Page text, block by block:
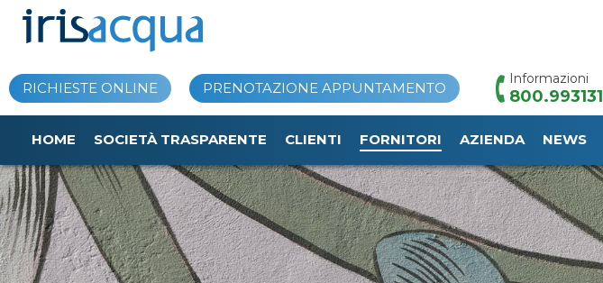
RICHIESTE ONLINE PRENOTAZIONE APPUNTAMENTO
Informazioni
800.993131
HOME SOCIETÀ TRASPARENTE CLIENTI FORNITORI AZIENDA NEWS